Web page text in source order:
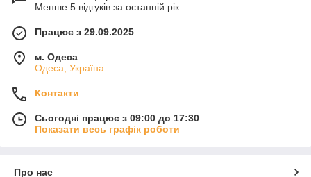
Менше 5 відгуків за останній рік
Працює з 29.09.2025
м. Одеса
Одеса, Україна
Контакти
Сьогодні працює з 09:00 до 17:30
Показати весь графік роботи
Про нас